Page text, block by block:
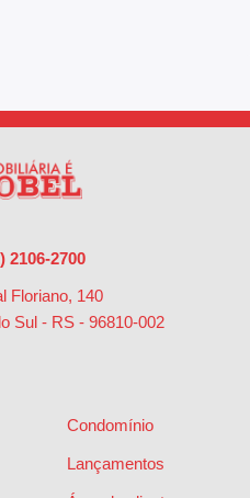
2106-2700
Floriano, 140
Sul - RS - 96810-002
Condomínio
Lançamentos